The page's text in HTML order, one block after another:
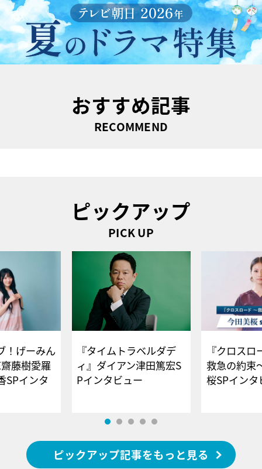
おすすめ記事
RECOMMEND
ピックアップ
PICK UP
！げーみん
藤樹愛羅
SPインタ
『タイムトラベルダデ
ィ』ダイアン津田篤宏S
Pインタビュー
『クロス
救急の約束
桜SPイ
ピックアップ記事をもっと見る